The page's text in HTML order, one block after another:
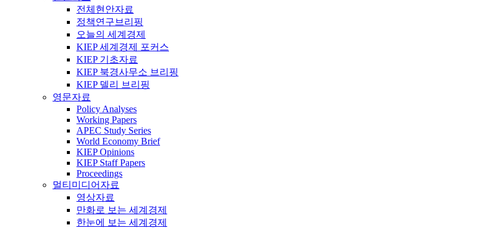
전체현안자료
정책연구브리핑
오늘의 세계경제
KIEP 세계경제 포커스
KIEP 기초자료
KIEP 북경사무소 브리핑
KIEP 델리 브리핑
영문자료
Policy Analyses
Working Papers
APEC Study Series
World Economy Brief
KIEP Opinions
KIEP Staff Papers
Proceedings
멀티미디어자료
영상자료
만화로 보는 세계경제
한눈에 보는 세계경제